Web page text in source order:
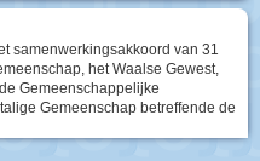
samenwerkingsakkoord van 31
het Waalse Gewest,
Gemeenschappelijke
Gemeenschap betreffende de